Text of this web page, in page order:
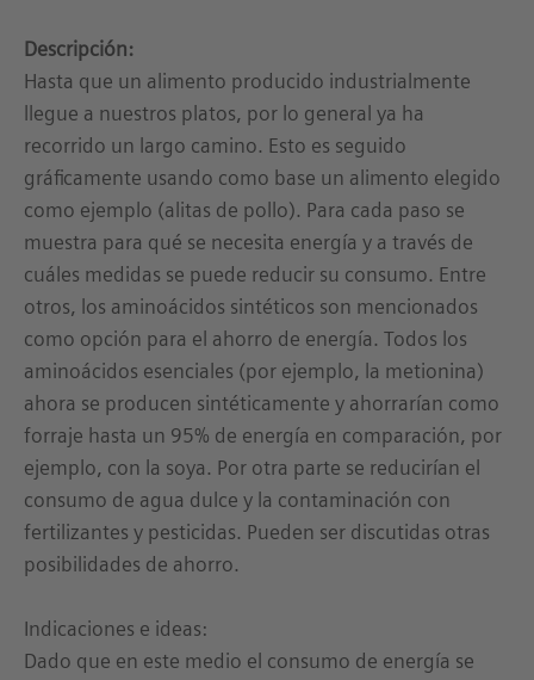
Descripción:
Hasta que un alimento producido industrialmente
llegue a nuestros platos, por lo general ya ha
recorrido un largo camino. Esto es seguido
gráficamente usando como base un alimento elegido
como ejemplo (alitas de pollo). Para cada paso se
muestra para qué se necesita energía y a través de
cuáles medidas se puede reducir su consumo. Entre
otros, los aminoácidos sintéticos son mencionados
como opción para el ahorro de energía. Todos los
aminoácidos esenciales (por ejemplo, la metionina)
ahora se producen sintéticamente y ahorrarían como
forraje hasta un 95% de energía en comparación, por
ejemplo, con la soya. Por otra parte se reducirían el
consumo de agua dulce y la contaminación con
fertilizantes y pesticidas. Pueden ser discutidas otras
posibilidades de ahorro.
Indicaciones e ideas:
Dado que en este medio el consumo de energía se